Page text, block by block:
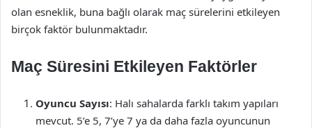
olan esneklik, buna bağlı olarak maç sürelerini etkileyen
birçok faktör bulunmaktadır.
Maç Süresini Etkileyen Faktörler
Oyuncu Sayısı: Halı sahalarda farklı takım yapıları
mevcut. 5’e 5, 7’ye 7 ya da daha fazla oyuncunun